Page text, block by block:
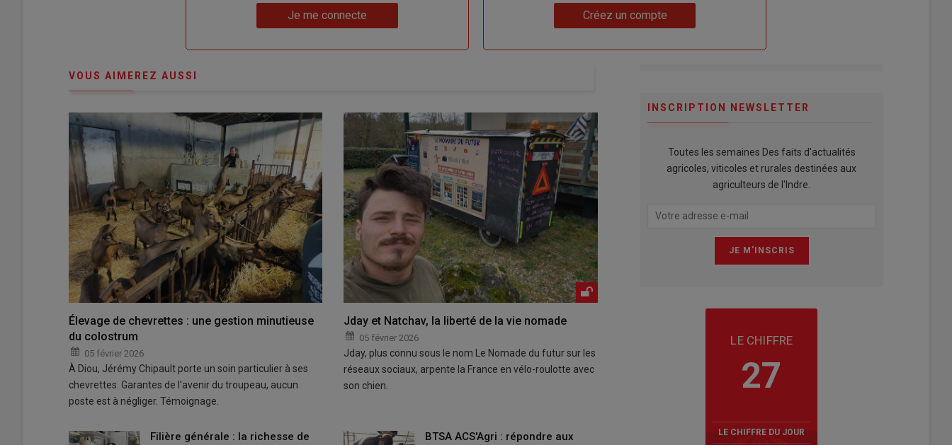
compte"
Je me connecte Créez un compte
VOUS AIMEREZ AUSSI
Élevage de chevrettes : une gestion minutieuse
du colostrum
05 février 2026
À Diou, Jérémy Chipault porte un soin particulier à ses
chevrettes. Garantes de l'avenir du troupeau, aucun
poste est à négliger. Témoignage.
Jday et Natchav, la liberté de la vie nomade
05 février 2026
Jday, plus connu sous le nom Le Nomade du futur sur les
réseaux sociaux, arpente la France en vélo-roulotte avec
son chien.
Filière générale : la richesse de
BTSA ACS'Agri : répondre aux
INSCRIPTION NEWSLETTER
Toutes les semaines Des faits d'actualités
agricoles, viticoles et rurales destinées aux
agriculteurs de l'Indre.
LE CHIFFRE
27
LE CHIFFRE DU JOUR